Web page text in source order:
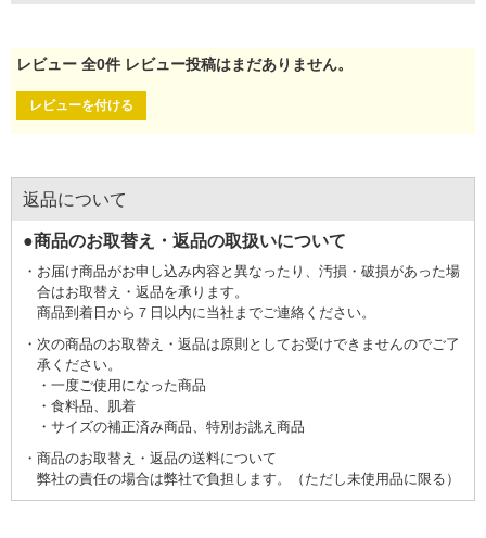
レビュー 全0件 レビュー投稿はまだありません。
レビューを付ける
返品について
●商品のお取替え・返品の取扱いについて
お届け商品がお申し込み内容と異なったり、汚損・破損があった場
合はお取替え・返品を承ります。
商品到着日から７日以内に当社までご連絡ください。
次の商品のお取替え・返品は原則としてお受けできませんのでご了
承ください。
一度ご使用になった商品
食料品、肌着
サイズの補正済み商品、特別お誂え商品
商品のお取替え・返品の送料について
弊社の責任の場合は弊社で負担します。（ただし未使用品に限る）